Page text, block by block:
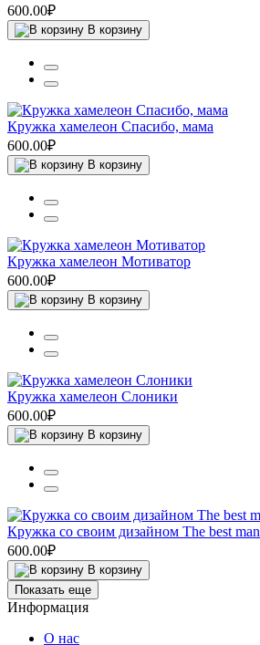
600.00₽
В корзину
Кружка хамелеон Спасибо, мама
600.00₽
В корзину
Кружка хамелеон Мотиватор
600.00₽
В корзину
Кружка хамелеон Слоники
600.00₽
В корзину
Кружка со своим дизайном The best man
600.00₽
В корзину
Показать еще
Информация
О нас